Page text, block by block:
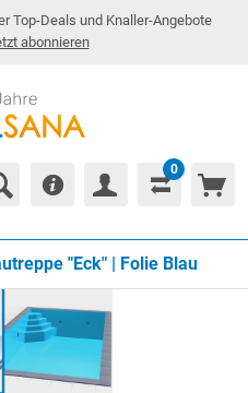
Top-Deals und Knaller-Angebote
abonnieren
0
"Eck" | Folie Blau